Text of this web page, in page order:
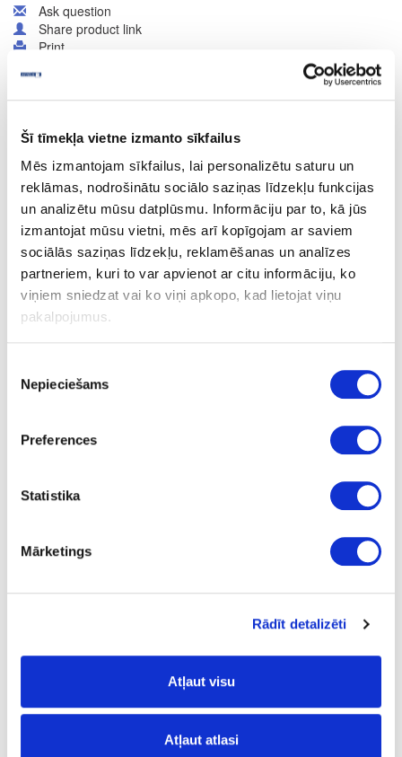
Šī tīmekļa vietne izmanto sīkfailus
Mēs izmantojam sīkfailus, lai personalizētu saturu un
reklāmas, nodrošinātu sociālo saziņas līdzekļu funkcijas
un analizētu mūsu datplūsmu. Informāciju par to, kā jūs
izmantojat mūsu vietni, mēs arī kopīgojam ar saviem
sociālās saziņas līdzekļu, reklamēšanas un analīzes
partneriem, kuri to var apvienot ar citu informāciju, ko
viņiem sniedzat vai ko viņi apkopo, kad lietojat viņu
pakalpojumus.
izvēle
Nepieciešams
Preferences
Statistika
Mārketings
Rādīt detalizēti
Atļaut visu
Atļaut atlasi
Ask question
Share product link
Print
41-O0595
Hard wax oil OSMO TopOil, acacia
Piece
akācija
tester
0.005
Hard wax oil OSMO TopOil, acacia
upon order 41-O0059
Hard wax oil OSMO TopOil, acacia